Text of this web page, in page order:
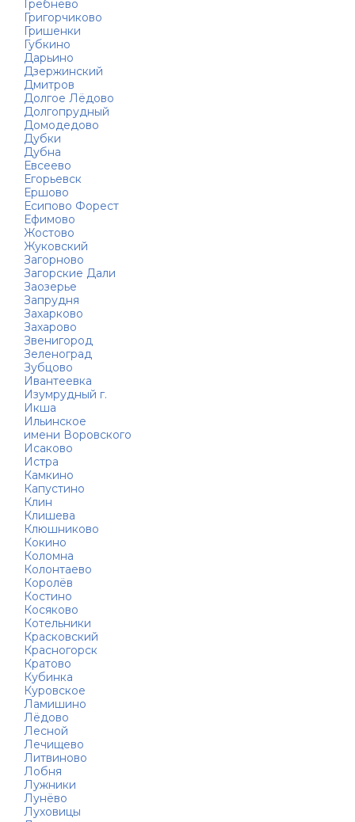
Гребнево
Григорчиково
Гришенки
Губкино
Дарьино
Дзержинский
Дмитров
Долгое Лёдово
Долгопрудный
Домодедово
Дубки
Дубна
Евсеево
Егорьевск
Ершово
Есипово Форест
Ефимово
Жостово
Жуковский
Загорново
Загорские Дали
Заозерье
Запрудня
Захарково
Захарово
Звенигород
Зеленоград
Зубцово
Ивантеевка
Изумрудный г.
Икша
Ильинское
имени Воровского
Исаково
Истра
Камкино
Капустино
Клин
Клишева
Клюшниково
Кокино
Коломна
Колонтаево
Королёв
Костино
Косяково
Котельники
Красковский
Красногорск
Кратово
Кубинка
Куровское
Ламишино
Лёдово
Лесной
Лечищево
Литвиново
Лобня
Лужники
Лунёво
Луховицы